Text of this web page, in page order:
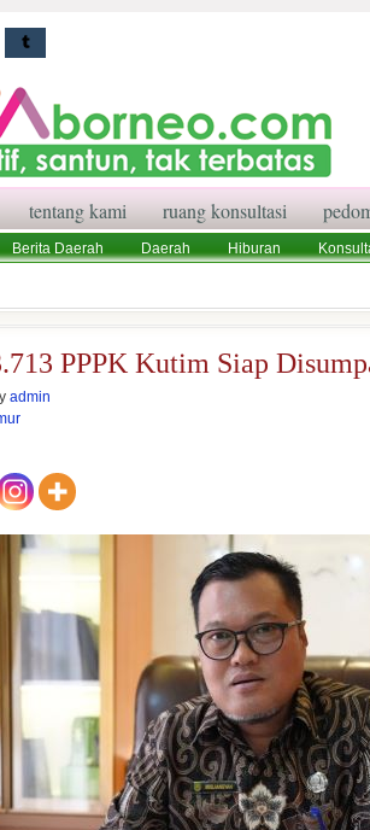
tentang kami ruang konsultasi
Berita Daerah Daerah Hiburan
PPPK Kutim Siap
admin